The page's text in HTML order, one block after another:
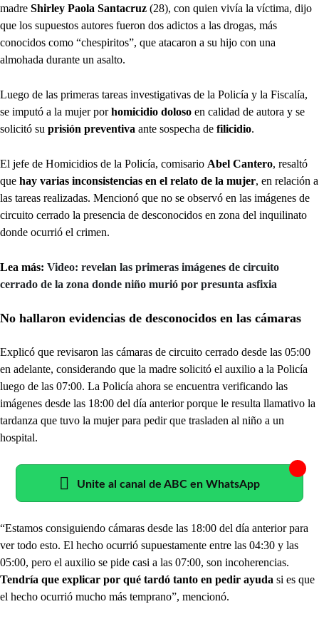
madre Shirley Paola Santacruz (28), con quien vivía la víctima, dijo
que los supuestos autores fueron dos adictos a las drogas, más
conocidos como “chespiritos”, que atacaron a su hijo con una
almohada durante un asalto.
Luego de las primeras tareas investigativas de la Policía y la Fiscalía,
se imputó a la mujer porhomicidio doloso en calidad de autora y se
solicitó su prisión preventiva ante sospecha de filicidio.
El jefe de Homicidios de la Policía, comisario Abel Cantero, resaltó
que hay varias inconsistencias en el relato de la mujer, en relación a
las tareas realizadas. Mencionó que no se observó en las imágenes de
circuito cerrado la presencia de desconocidos en zona del inquilinato
donde ocurrió el crimen.
Lea más: Video: revelan las primeras imágenes de circuito
cerrado de la zona donde niño murió por presunta asfixia
No hallaron evidencias de desconocidos en las cámaras
Explicó que revisaron las cámaras de circuito cerrado desde las 05:00
en adelante, considerando que la madre solicitó el auxilio a la Policía
luego de las 07:00. La Policía ahora se encuentra verificando las
imágenes desde las 18:00 del día anterior porque le resulta llamativo la
tardanza que tuvo la mujer para pedir que trasladen al niño a un
hospital.
Unite al canal de ABC en WhatsApp
“Estamos consiguiendo cámaras desde las 18:00 del día anterior para
ver todo esto. El hecho ocurrió supuestamente entre las 04:30 y las
05:00, pero el auxilio se pide casi a las 07:00, son incoherencias.
Tendría que explicar por qué tardó tanto en pedir ayuda si es que
el hecho ocurrió mucho más temprano”, mencionó.